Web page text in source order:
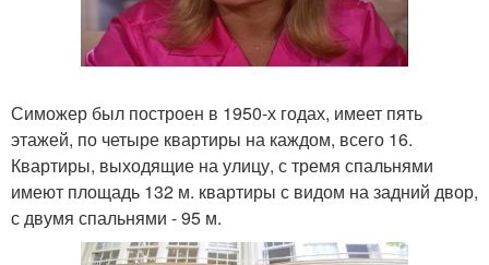
Симожер был построен в 1950-х годах, имеет пять
этажей, по четыре квартиры на каждом, всего 16.
Квартиры, выходящие на улицу, с тремя спальнями
имеют площадь 132 м. квартиры с видом на задний двор,
с двумя спальнями - 95 м.